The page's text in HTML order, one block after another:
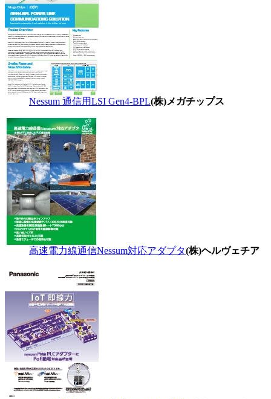
Nessum 通信用LSI Gen4-BPL(株)メガチップス
高速電力線通信Nessum対応アダプタ(株)ヘルヴェチア